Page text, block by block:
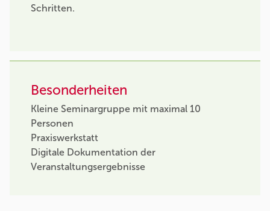
Schritten.
Besonderheiten
Kleine Seminargruppe mit maximal 10
Personen
Praxiswerkstatt
Digitale Dokumentation der
Veranstaltungsergebnisse